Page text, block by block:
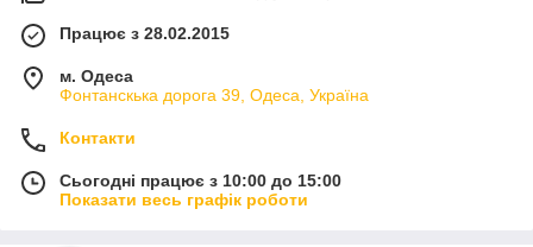
Працює з 28.02.2015
м. Одеса
Фонтанскька дорога 39, Одеса, Україна
Контакти
Сьогодні працює з 10:00 до 15:00
Показати весь графік роботи